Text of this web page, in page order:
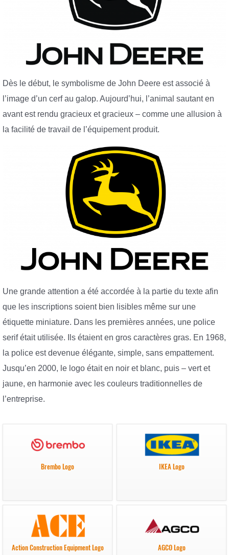
Dès le début, le symbolisme de John Deere est associé à
l’image d’un cerf au galop. Aujourd’hui, l’animal sautant en
avant est rendu gracieux et gracieux – comme une allusion à
la facilité de travail de l’équipement produit.
Une grande attention a été accordée à la partie du texte afin
que les inscriptions soient bien lisibles même sur une
étiquette miniature. Dans les premières années, une police
serif était utilisée. Ils étaient en gros caractères gras. En 1968,
la police est devenue élégante, simple, sans empattement.
Jusqu’en 2000, le logo était en noir et blanc, puis – vert et
jaune, en harmonie avec les couleurs traditionnelles de
l’entreprise.
Brembo Logo IKEA Logo
Action Construction Equipment Logo AGCO Logo